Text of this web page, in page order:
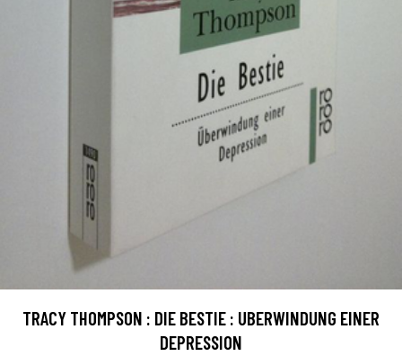
TRACY THOMPSON : DIE BESTIE : UBERWINDUNG EINER
DEPRESSION